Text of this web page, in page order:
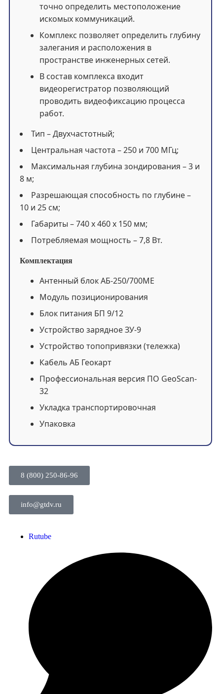
точно определить местоположение
искомых коммуникаций.
Комплекс позволяет определить глубину
залегания и расположения в
пространстве инженерных сетей.
В состав комплекса входит
видеорегистратор позволяющий
проводить видеофиксацию процесса
работ.
Тип – Двухчастотный;
Центральная частота – 250 и 700 МГц;
Максимальная глубина зондирования – 3 и
8 м;
Разрешающая способность по глубине –
10 и 25 см;
Габариты – 740 х 460 х 150 мм;
Потребляемая мощность – 7,8 Вт.
Комплектация
Антенный блок АБ-250/700МЕ
Модуль позиционирования
Блок питания БП 9/12
Устройство зарядное ЗУ-9
Устройство топопривязки (тележка)
Кабель АБ Геокарт
Профессиональная версия ПО GeoScan-
32
Укладка транспортировочная
Упаковка
8 (800) 250-86-96
info@gtdv.ru
Rutube